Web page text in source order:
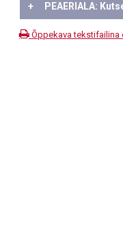
+ PEAERIALA:
Õppekava tekstifailina